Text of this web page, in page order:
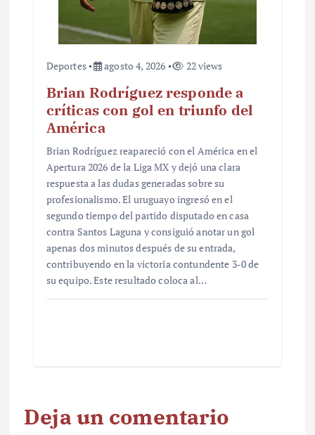
Deportes agosto 4, 2026 22 views
Brian Rodríguez responde a
críticas con gol en triunfo del
América
Brian Rodríguez reapareció con el América en el
Apertura 2026 de la Liga MX y dejó una clara
respuesta a las dudas generadas sobre su
profesionalismo. El uruguayo ingresó en el
segundo tiempo del partido disputado en casa
contra Santos Laguna y consiguió anotar un gol
apenas dos minutos después de su entrada,
contribuyendo en la victoria contundente 3-0 de
su equipo. Este resultado coloca al…
Deja un comentario